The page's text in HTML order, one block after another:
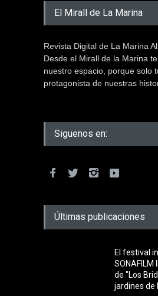
El Mirall de La Marina
Revista Digital de La Marina
Desde el Mirall de la Marina
nuestro espacio, porque solo
protagonista de nuestras
Siguenos en:
Últimas publicaciones
El festival
SONAFILM
de "Los
jardines de